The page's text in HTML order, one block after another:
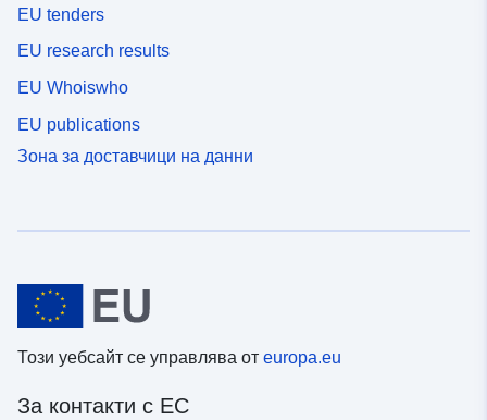
EU tenders
EU research results
EU Whoiswho
EU publications
Зона за доставчици на данни
Този уебсайт се управлява от europa.eu
За контакти с ЕС